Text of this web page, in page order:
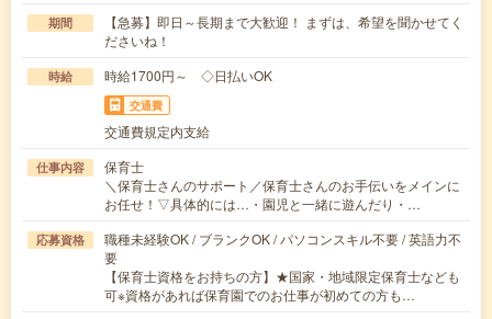
期間
【急募】即日～長期まで大歓迎！ まずは、希望を聞かせてく
ださいね！
時給 時給1700円～ ◇日払いOK
交通費
交通費規定内支給
仕事内容
保育士
＼保育士さんのサポート／保育士さんのお手伝いをメインに
お任せ！▽具体的には…・園児と一緒に遊んだり・…
応募資格
職種未経験OK / ブランクOK / パソコンスキル不要 / 英語力不
要
【保育士資格をお持ちの方】★国家・地域限定保育士なども
可※資格があれば保育園でのお仕事が初めての方も…